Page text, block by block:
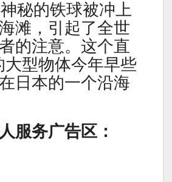
秘的铁球被冲上
滩，引起了全世
的注意。这个直
大型物体今年早些
日本的一个沿海
服务广告区：